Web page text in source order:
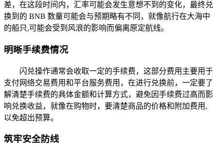
差，在这段时间内，汇率可能会发生意想不到的变化，最终兑
换到的 BNB 数量可能会与预期略有不同，就像航行在大海中
的船只,可能会受到风浪的影响而偏离原定航线。
明晰手续费情况
闪兑操作通常会收取一定的手续费，这部分费用主要用于
支付网络交易费用和平台服务费用，在进行兑换前，一定要了
解清楚手续费的具体金额和计算方式，避免因手续费过高而影
响兑换收益，就像在购物时，要清楚商品的价格和附加费用,
以免超出预算。
筑牢安全防线